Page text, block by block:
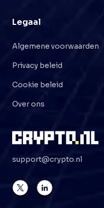
Legaal
Algemene voorwaarden
Privacy beleid
Cookie beleid
Over ons
support@crypto.nl